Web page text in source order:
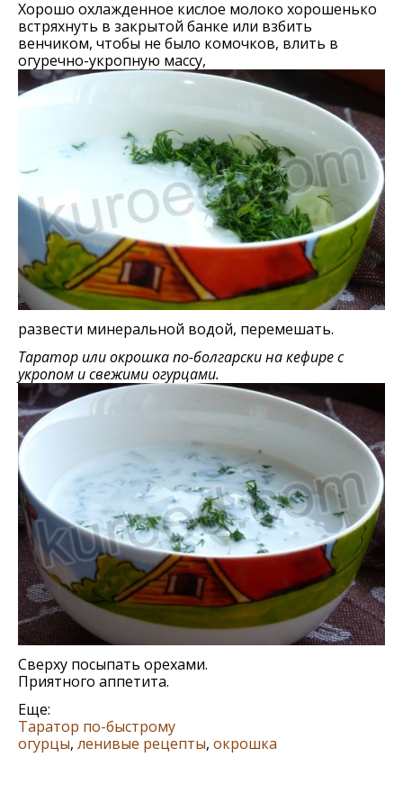
Хорошо охлажденное кислое молоко хорошенько
встряхнуть в закрытой банке или взбить
венчиком, чтобы не было комочков, влить в
огуречно-укропную массу,
развести минеральной водой, перемешать.
Таратор или окрошка по-болгарски на кефире с
укропом и свежими огурцами.
Сверху посыпать орехами.
Приятного аппетита.
Еще:
Таратор по-быстрому
огурцы, ленивые рецепты, окрошка